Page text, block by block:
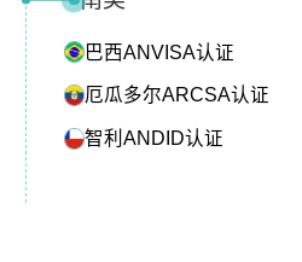
巴西ANVISA认证
厄瓜多尔ARCSA认证
智利ANDID认证